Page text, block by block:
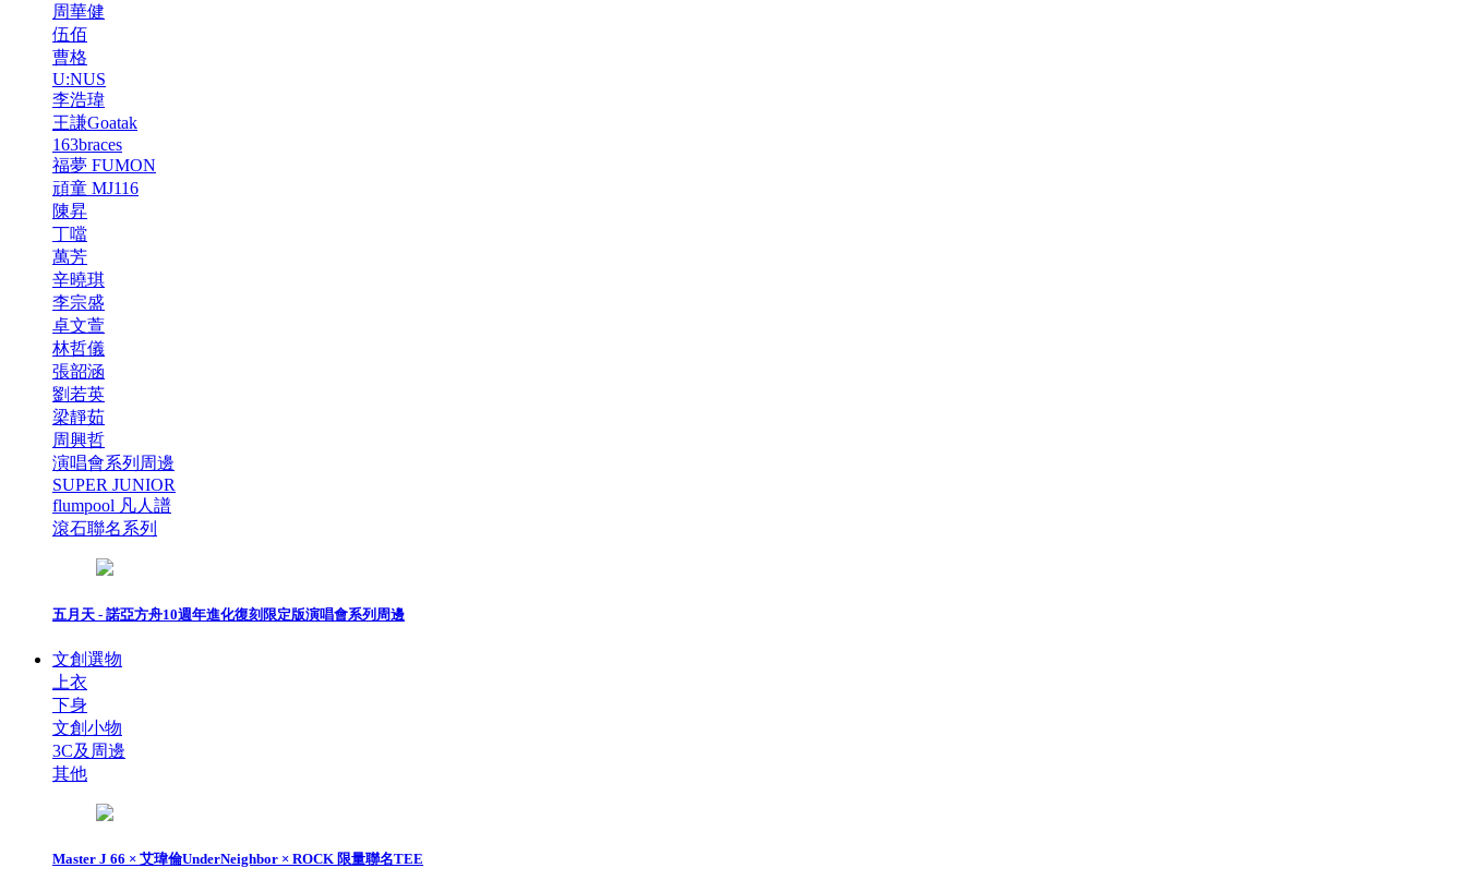
周華健
伍佰
曹格
U:NUS
李浩瑋
王謙Goatak
163braces
福夢 FUMON
頑童 MJ116
陳昇
丁噹
萬芳
辛曉琪
李宗盛
卓文萱
林哲儀
張韶涵
劉若英
梁靜茹
周興哲
演唱會系列周邊
SUPER JUNIOR
flumpool 凡人譜
滾石聯名系列
五月天 - 諾亞方舟10週年進化復刻限定版演唱會系列周邊
文創選物
上衣
下身
文創小物
3C及周邊
其他
Master J 66 × 艾瑋倫UnderNeighbor × ROCK 限量聯名TEE